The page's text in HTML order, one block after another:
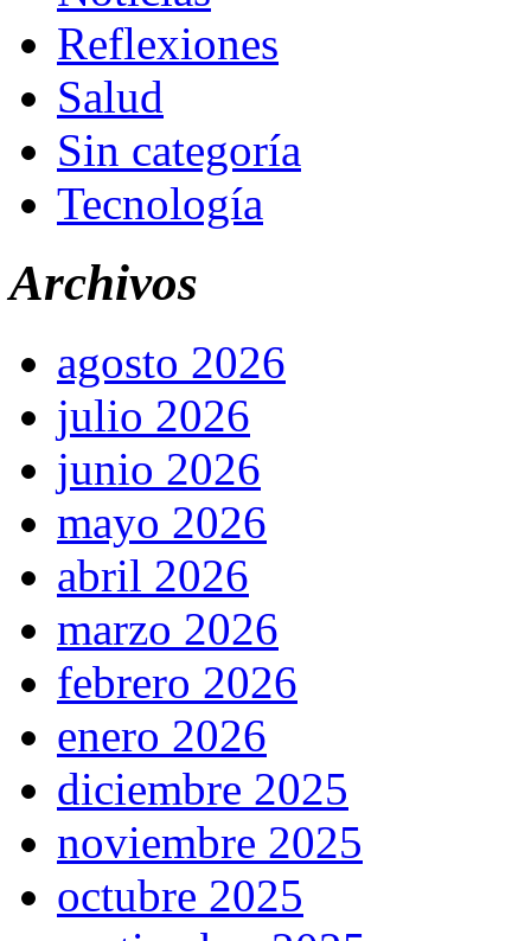
Reflexiones
Salud
Sin categoría
Tecnología
Archivos
agosto 2026
julio 2026
junio 2026
mayo 2026
abril 2026
marzo 2026
febrero 2026
enero 2026
diciembre 2025
noviembre 2025
octubre 2025